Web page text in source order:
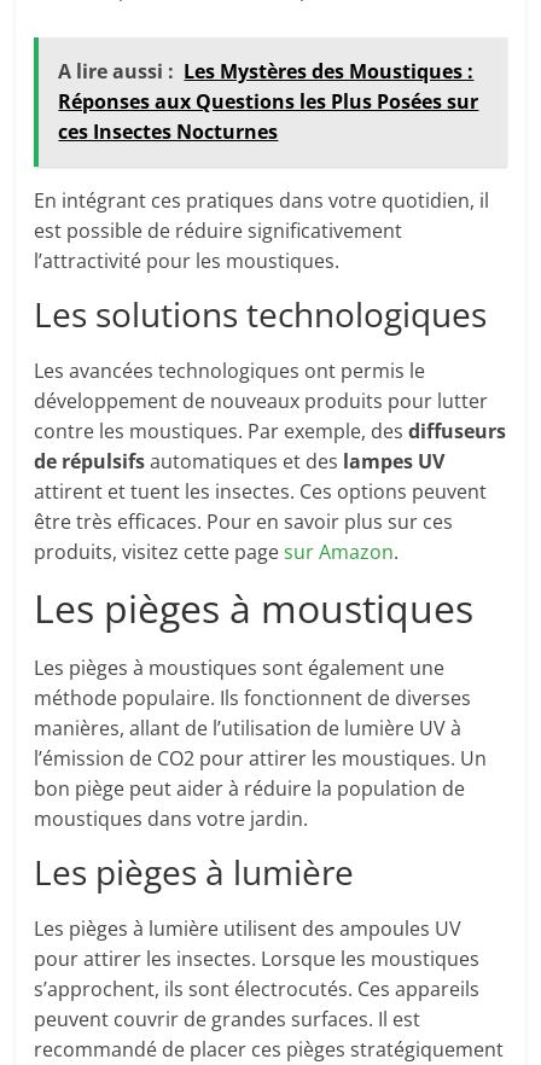
A lire aussi : Les Mystères des Moustiques :
Réponses aux Questions les Plus Posées sur
ces Insectes Nocturnes
En intégrant ces pratiques dans votre quotidien, il
est possible de réduire significativement
l’attractivité pour les moustiques.
Les solutions technologiques
Les avancées technologiques ont permis le
développement de nouveaux produits pour lutter
contre les moustiques. Par exemple, desdiffuseurs
de répulsifsautomatiques et des lampes UV
attirent et tuent les insectes. Ces options peuvent
être très efficaces. Pour en savoir plus sur ces
produits, visitez cette pagesur Amazon.
Les pièges à moustiques
Les pièges à moustiques sont également une
méthode populaire. Ils fonctionnent de diverses
manières, allant de l’utilisation de lumière UV à
l’émission de CO2 pour attirer les moustiques. Un
bon piège peut aider à réduire la population de
moustiques dans votre jardin.
Les pièges à lumière
Les pièges à lumière utilisent des ampoules UV
pour attirer les insectes. Lorsque les moustiques
s’approchent, ils sont électrocutés. Ces appareils
peuvent couvrir de grandes surfaces. Il est
recommandé de placer ces pièges stratégiquement